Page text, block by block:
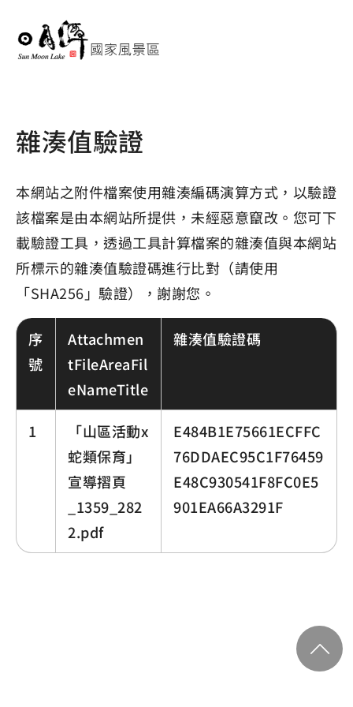
雜湊值驗證
本網站之附件檔案使用雜湊編碼演算方式，以驗證
該檔案是由本網站所提供，未經惡意竄改。您可下
載驗證工具，透過工具計算檔案的雜湊值與本網站
所標示的雜湊值驗證碼進行比對（請使用
「SHA256」驗證），謝謝您。
序
號
Attachmen
tFileAreaFil
eNameTitle
雜湊值驗證碼
1
「山區活動x
蛇類保育」
宣導摺頁
_1359_282
2.pdf
E484B1E75661ECFFC
76DDAEC95C1F76459
E48C930541F8FC0E5
901EA66A3291F